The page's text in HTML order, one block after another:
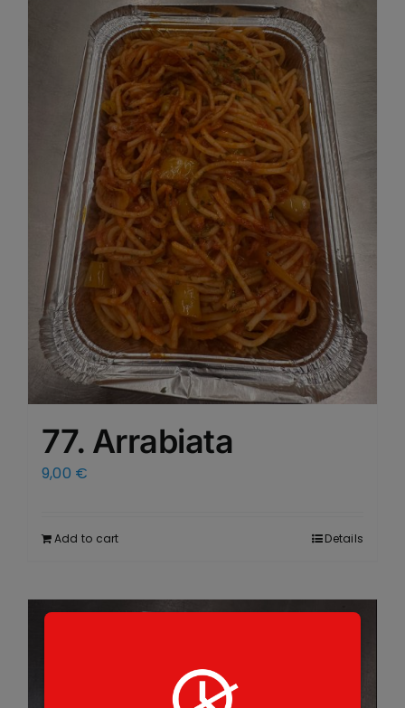
77. Arrabiata
9,00 €
Add to cart Details